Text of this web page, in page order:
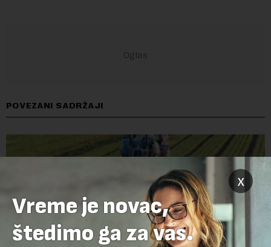
POVEZANI SADRŽAJI
x
Vreme je novac,
štedimo ga za vas.